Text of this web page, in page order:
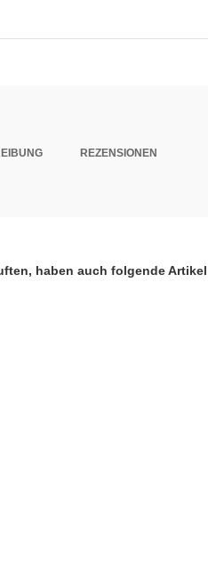
REZENSIONEN
haben auch folgende